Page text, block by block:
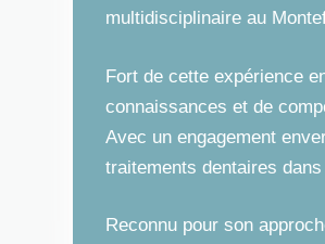
multidisciplinaire au
Fort de cette expérience
connaissances et de
Avec un engagement
traitements dentaires
Reconnu pour son